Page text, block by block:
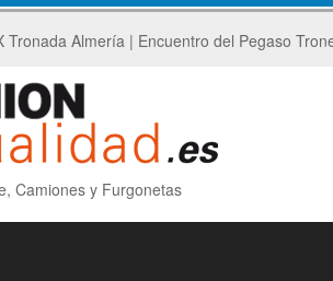
protagoniza el Driver’s Parade del GP
Camiones y Furgonetas